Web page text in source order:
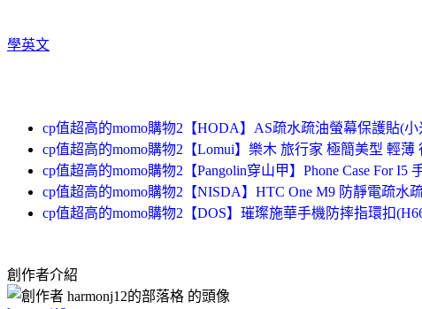
學英文
cp值超高的momo購物2【HODA】AS疏水疏油螢幕保護貼(
cp值超高的momo購物2【Lomui】樂木 旅行家 極簡美型 輕
cp值超高的momo購物2【Pangolin穿山甲】Phone Case For I5
cp值超高的momo購物2【NISDA】HTC One M9 防靜電疏水
cp值超高的momo購物2【DOS】璀璨施華手機防摔指環扣
創作者介紹